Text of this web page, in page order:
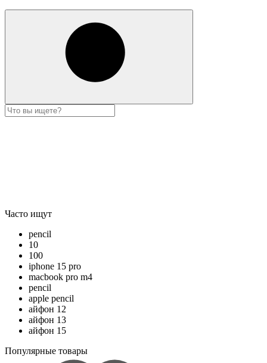
Часто ищут
pencil
10
100
iphone 15 pro
macbook pro m4
pencil
apple pencil
айфон 12
айфон 13
айфон 15
Популярные товары